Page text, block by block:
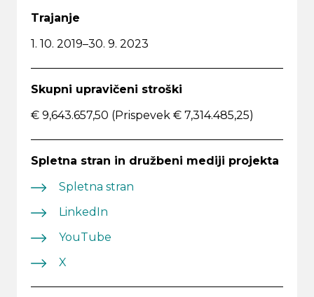
Trajanje
1. 10. 2019–30. 9. 2023
Skupni upravičeni stroški
€ 9,643.657,50 (Prispevek € 7,314.485,25)
Spletna stran in družbeni mediji projekta
Spletna stran
LinkedIn
YouTube
X